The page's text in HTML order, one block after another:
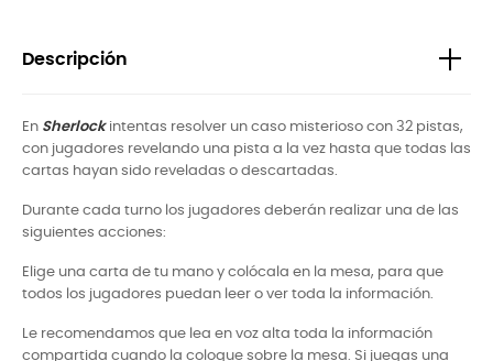
Descripción
En Sherlockintentas resolver un caso misterioso con 32 pistas,
con jugadores revelando una pista a la vez hasta que todas las
cartas hayan sido reveladas o descartadas.
Durante cada turno los jugadores deberán realizar una de las
siguientes acciones:
Elige una carta de tu mano y colócala en la mesa, para que
todos los jugadores puedan leer o ver toda la información.
Le recomendamos que lea en voz alta toda la información
compartida cuando la coloque sobre la mesa. Si juegas una